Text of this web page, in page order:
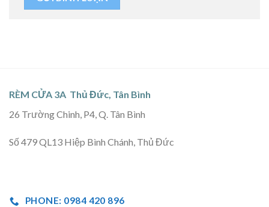
RÈM CỬA 3A Thủ Đức, Tân Bình
26 Trường Chinh, P4, Q. Tân Bình
Số 479 QL13 Hiệp Bình Chánh, Thủ Đức
PHONE: 0984 420 896